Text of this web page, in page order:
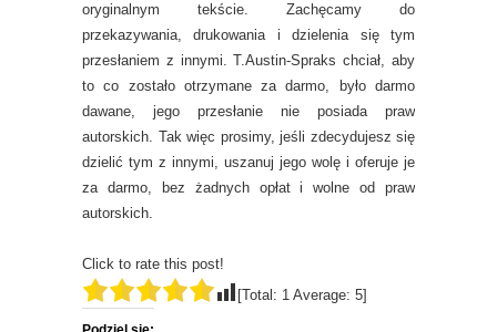
oryginalnym tekście. Zachęcamy do
przekazywania, drukowania i dzielenia się tym
przesłaniem z innymi. T.Austin-Spraks chciał, aby
to co zostało otrzymane za darmo, było darmo
dawane, jego przesłanie nie posiada praw
autorskich. Tak więc prosimy, jeśli zdecydujesz się
dzielić tym z innymi, uszanuj jego wolę i oferuje je
za darmo, bez żadnych opłat i wolne od praw
autorskich.
Click to rate this post!
[Total: 1 Average: 5]